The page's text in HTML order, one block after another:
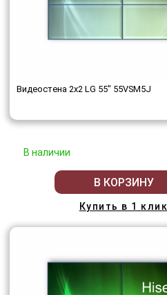
Видеостена 2x2 LG 55" 55VSM5J
В наличии
В КОРЗИНУ
Купить в 1 клик